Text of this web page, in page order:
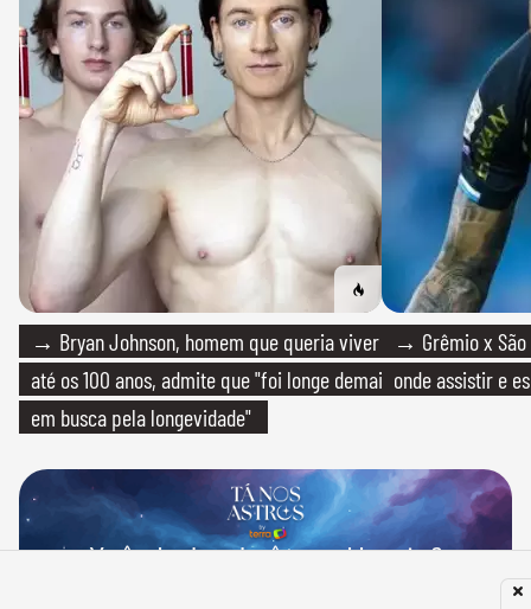
→ Bryan Johnson, homem que queria viver
até os 100 anos, admite que "foi longe demais
em busca pela longevidade"
→ Grêmio x São
onde assistir e
Você sabe de onde vêm seus bloqueios?